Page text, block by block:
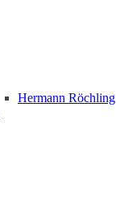
Hermann Röchling